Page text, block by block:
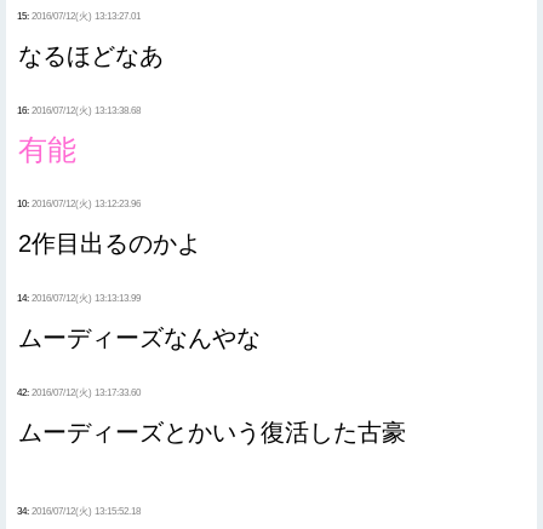
15: 2016/07/12(火) 13:13:27.01
なるほどなあ
16: 2016/07/12(火) 13:13:38.68
有能
10: 2016/07/12(火) 13:12:23.96
2作目出るのかよ
14: 2016/07/12(火) 13:13:13.99
ムーディーズなんやな
42: 2016/07/12(火) 13:17:33.60
ムーディーズとかいう復活した古豪
34: 2016/07/12(火) 13:15:52.18